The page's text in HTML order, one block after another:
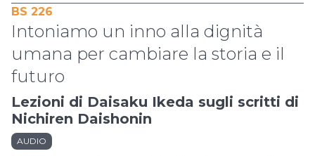
BS 226
Intoniamo un inno alla dignità
umana per cambiare la storia e il
futuro
Lezioni di Daisaku Ikeda sugli scritti di
Nichiren Daishonin
AUDIO